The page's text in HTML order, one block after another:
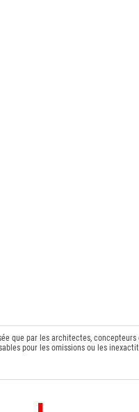
que par les architectes, concepteurs
pour les omissions ou les